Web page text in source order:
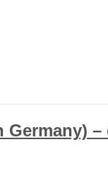
Germany) –